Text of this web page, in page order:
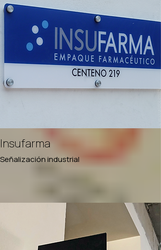
Insufarma
Señalización industrial